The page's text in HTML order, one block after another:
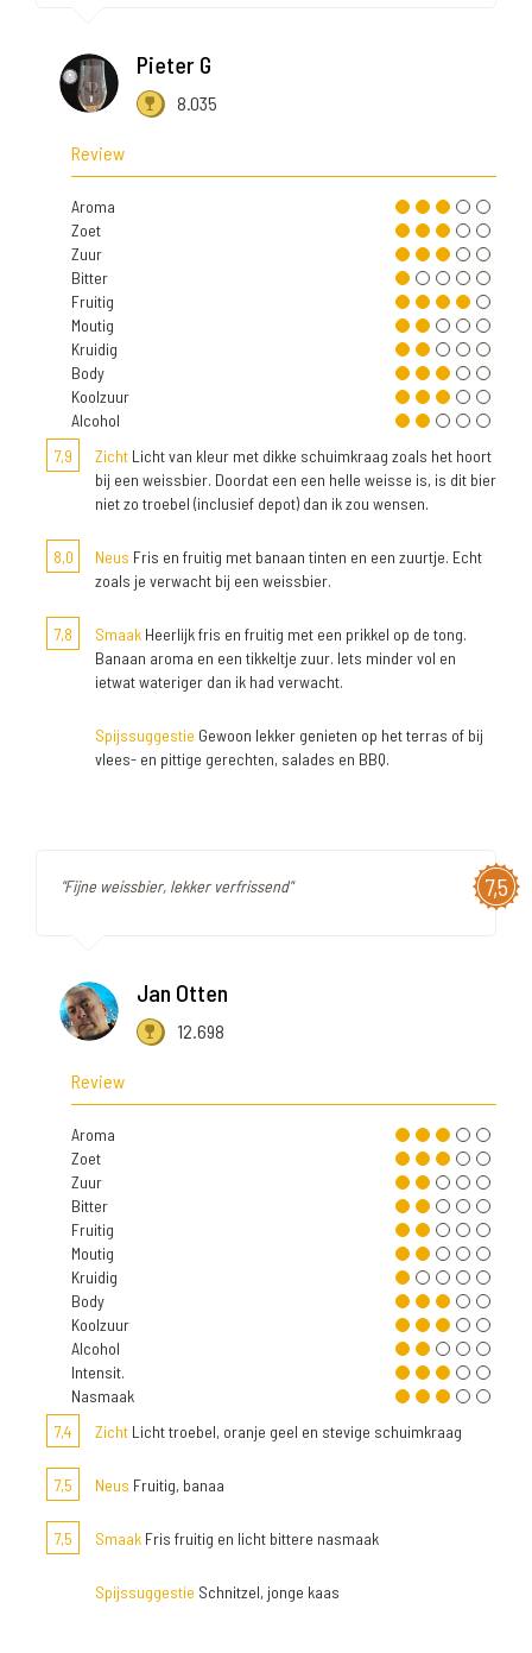
Pieter G
8.035
Review
Aroma
Zoet
Zuur
Bitter
Fruitig
Moutig
Kruidig
Body
Koolzuur
Alcohol
7,9
Zicht Licht van kleur met dikke schuimkraag zoals het hoort
bij een weissbier. Doordat een een helle weisse is, is dit bier
niet zo troebel (inclusief depot) dan ik zou wensen.
8,0 Neus Fris en fruitig met banaan tinten en een zuurtje. Echt
zoals je verwacht bij een weissbier.
7,8 Smaak Heerlijk fris en fruitig met een prikkel op de tong.
Banaan aroma en een tikkeltje zuur. Iets minder vol en
ietwat wateriger dan ik had verwacht.
Spijssuggestie Gewoon lekker genieten op het terras of bij
vlees- en pittige gerechten, salades en BBQ.
7,5
"Fijne weissbier, lekker verfrissend"
Jan Otten
12.698
Review
Aroma
Zoet
Zuur
Bitter
Fruitig
Moutig
Kruidig
Body
Koolzuur
Alcohol
Intensit.
Nasmaak
7,4
Zicht Licht troebel, oranje geel en stevige schuimkraag
7,5 Neus Fruitig, banaa
7,5 Smaak Fris fruitig en licht bittere nasmaak
Spijssuggestie Schnitzel, jonge kaas